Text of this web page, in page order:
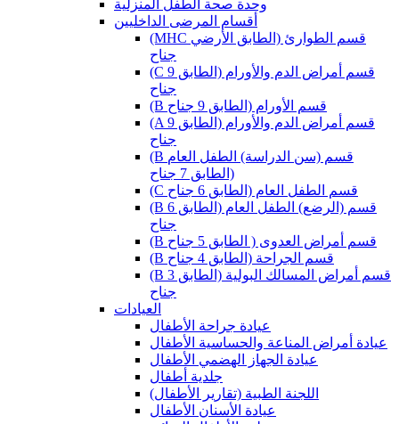
وحدة صحة الطفل المنزلية
أقسام المرضى الداخليين
(MHC قسم الطوارئ (الطابق الأرضي
جناح
(C قسم أمراض الدم والأورام (الطابق 9
جناح
(B قسم الأورام (الطابق 9 جناح
(A قسم أمراض الدم والأورام (الطابق 9
جناح
(B قسم (سن الدراسة) الطفل العام
(الطابق 7 جناح
(C قسم الطفل العام (الطابق 6 جناح
(B قسم (الرضع) الطفل العام (الطابق 6
جناح
(B قسم أمراض العدوى ( الطابق 5 جناح
(B قسم الجراحة (الطابق 4 جناح
(B قسم أمراض المسالك البولية (الطابق 3
جناح
العيادات
عيادة جراحة الأطفال
عيادة أمراض المناعة والحساسية الأطفال
عيادة الجهاز الهضمي الأطفال
جلدية أطفال
(اللجنة الطبية (تقارير الأطفال
عيادة الأسنان الأطفال